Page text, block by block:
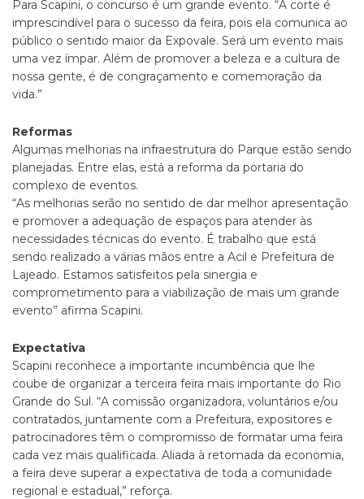
Para Scapini, o concurso é um grande evento. “A corte é
imprescindível para o sucesso da feira, pois ela comunica ao
público o sentido maior da Expovale. Será um evento mais
uma vez ímpar. Além de promover a beleza e a cultura de
nossa gente, é de congraçamento e comemoração da
vida.”
Reformas
Algumas melhorias na infraestrutura do Parque estão sendo
planejadas. Entre elas, está a reforma da portaria do
complexo de eventos.
“As melhorias serão no sentido de dar melhor apresentação
e promover a adequação de espaços para atender às
necessidades técnicas do evento. É trabalho que está
sendo realizado a várias mãos entre a Acil e Prefeitura de
Lajeado. Estamos satisfeitos pela sinergia e
comprometimento para a viabilização de mais um grande
evento” afirma Scapini.
Expectativa
Scapini reconhece a importante incumbência que lhe
coube de organizar a terceira feira mais importante do Rio
Grande do Sul. “A comissão organizadora, voluntários e/ou
contratados, juntamente com a Prefeitura, expositores e
patrocinadores têm o compromisso de formatar uma feira
cada vez mais qualificada. Aliada à retomada da economia,
a feira deve superar a expectativa de toda a comunidade
regional e estadual,” reforça.